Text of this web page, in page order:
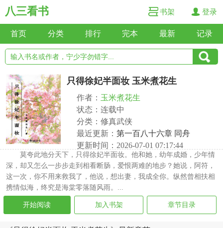
八三看书 书架 登录
首页 分类 排行 完本 最新 记录
只得徐妃半面妆 玉米煮花生
作者： 玉米煮花生
状态：连载中
分类：修真武侠
最近更新： 第一百八十六章 同舟
更新时间：2026-07-01 07:17:44
莫夸此地分天下，只得徐妃半面妆。他和她，幼年成婚，少年情
深，却又怎么一步步走到相看断肠，爱恨两难的地步？她说，阿符，
这一次，你不用来救我了，他说，想出妻，我成全你。纵然曾相扶相
携情似海，终究是海棠零落随风雨。...
开始阅读 加入书架 章节目录